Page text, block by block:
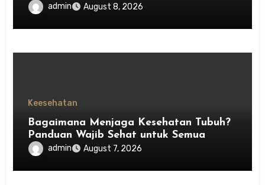
admin August 8, 2026
Keesehatan
Bagaimana Menjaga Kesehatan Tubuh?
Panduan Wajib Sehat untuk Semua
admin August 7, 2026